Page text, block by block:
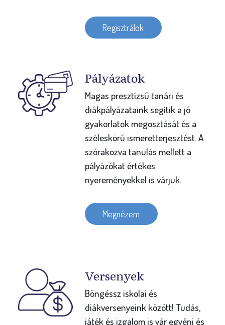
Regisztrálok
Pályázatok
Magas presztízsű tanári és
diákpályázataink segítik a jó
gyakorlatok megosztását és a
széleskörű ismeretterjesztést. A
szórakozva tanulás mellett a
pályázókat értékes
nyereményekkel is várjuk.
Megnézem
Versenyek
Böngéssz iskolai és
diákversenyeink között! Tudás,
játék és izgalom is vár egyéni és